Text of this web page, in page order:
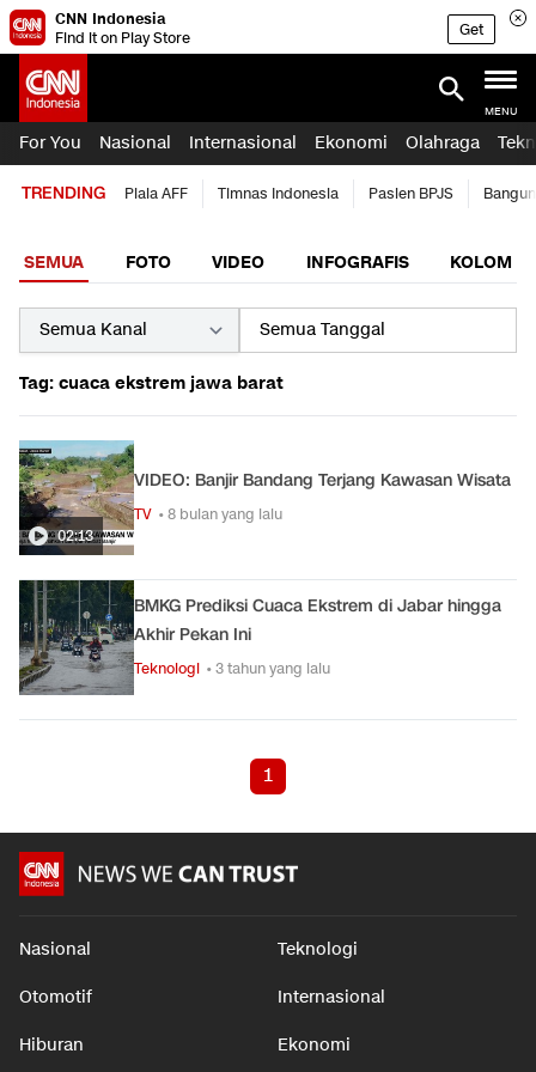
CNN Indonesia
Find it on Play Store
Get
MENU
For You Nasional Internasional Ekonomi Olahraga
TRENDING Piala AFF Timnas Indonesia Pasien BPJS
SEMUA FOTO VIDEO INFOGRAFIS KOLOM
Tag: cuaca ekstrem jawa barat
02:13
VIDEO: Banjir Bandang Terjang Kawasan Wisata
TV • 8 bulan yang lalu
BMKG Prediksi Cuaca Ekstrem di Jabar hingga
Akhir Pekan Ini
Teknologi • 3 tahun yang lalu
1
Nasional Teknologi
Otomotif Internasional
Hiburan Ekonomi